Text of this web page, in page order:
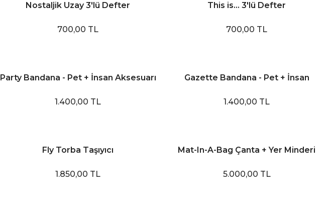
Nostaljik Uzay 3'lü Defter
700,00 TL
This is... 3'lü Defter
700,00 TL
Party Bandana - Pet + İnsan Aksesuarı
1.400,00 TL
Gazette Bandana - Pet + İnsan
1.400,00 TL
Fly Torba Taşıyıcı
1.850,00 TL
Mat-In-A-Bag Çanta + Yer Minderi
5.000,00 TL